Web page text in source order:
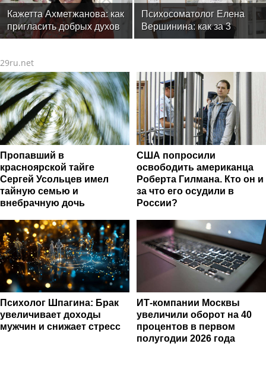
Кажетта Ахметжанова: как
пригласить добрых духов
в новый дом
Психосоматолог Елена
Вершинина: как за 3
минуты вернуть себе
29ru.net
Пропавший в
красноярской тайге
Сергей Усольцев имел
тайную семью и
внебрачную дочь
США попросили
освободить американца
Роберта Гилмана. Кто он и
за что его осудили в
России?
Психолог Шпагина: Брак
увеличивает доходы
мужчин и снижает стресс
ИТ-компании Москвы
увеличили оборот на 40
процентов в первом
полугодии 2026 года